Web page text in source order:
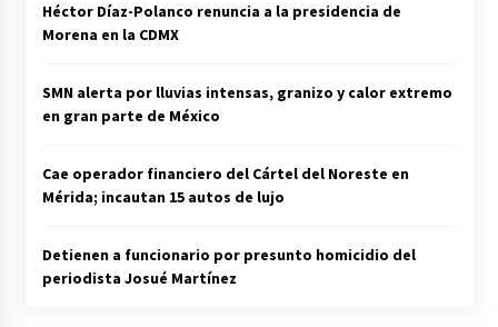
Héctor Díaz-Polanco renuncia a la presidencia de
Morena en la CDMX
SMN alerta por lluvias intensas, granizo y calor extremo
en gran parte de México
Cae operador financiero del Cártel del Noreste en
Mérida; incautan 15 autos de lujo
Detienen a funcionario por presunto homicidio del
periodista Josué Martínez